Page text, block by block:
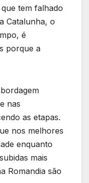
tem falhado
Catalunha, o
é
porque a
nas
as etapas.
nos melhores
enquanto
mais
Romandia são